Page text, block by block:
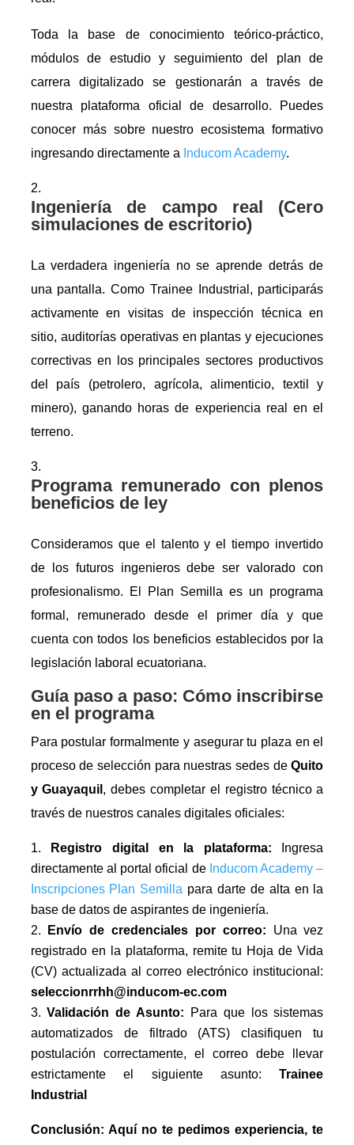
Toda la base de conocimiento teórico-práctico,
módulos de estudio y seguimiento del plan de
carrera digitalizado se gestionarán a través de
nuestra plataforma oficial de desarrollo. Puedes
conocer más sobre nuestro ecosistema formativo
ingresando directamente a Inducom Academy.
Ingeniería de campo real (Cero
simulaciones de escritorio)
La verdadera ingeniería no se aprende detrás de
una pantalla. Como Trainee Industrial, participarás
activamente en visitas de inspección técnica en
sitio, auditorías operativas en plantas y ejecuciones
correctivas en los principales sectores productivos
del país (petrolero, agrícola, alimenticio, textil y
minero), ganando horas de experiencia real en el
terreno.
Programa remunerado con plenos
beneficios de ley
Consideramos que el talento y el tiempo invertido
de los futuros ingenieros debe ser valorado con
profesionalismo. El Plan Semilla es un programa
formal, remunerado desde el primer día y que
cuenta con todos los beneficios establecidos por la
legislación laboral ecuatoriana.
Guía paso a paso: Cómo inscribirse
en el programa
Para postular formalmente y asegurar tu plaza en el
proceso de selección para nuestras sedes deQuito
y Guayaquil , debes completar el registro técnico a
través de nuestros canales digitales oficiales:
Registro digital en la plataforma: Ingresa
directamente al portal oficial de Inducom Academy –
Inscripciones Plan Semilla para darte de alta en la
base de datos de aspirantes de ingeniería.
Envío de credenciales por correo: Una vez
registrado en la plataforma, remite tu Hoja de Vida
(CV) actualizada al correo electrónico institucional:
seleccionrrhh@inducom-ec.com
Validación de Asunto: Para que los sistemas
automatizados de filtrado (ATS) clasifiquen tu
postulación correctamente, el correo debe llevar
estrictamente el siguiente asunto:Trainee
Industrial
Conclusión: Aquí no te pedimos experiencia, te